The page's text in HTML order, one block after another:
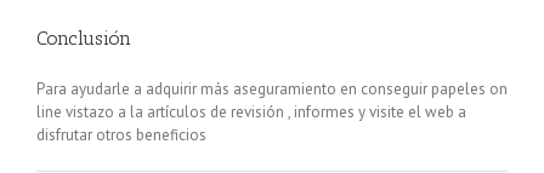
Conclusión
Para ayudarle a adquirir más aseguramiento en conseguir papeles on
line vistazo a la artículos de revisión , informes y visite el web a
disfrutar otros beneficios